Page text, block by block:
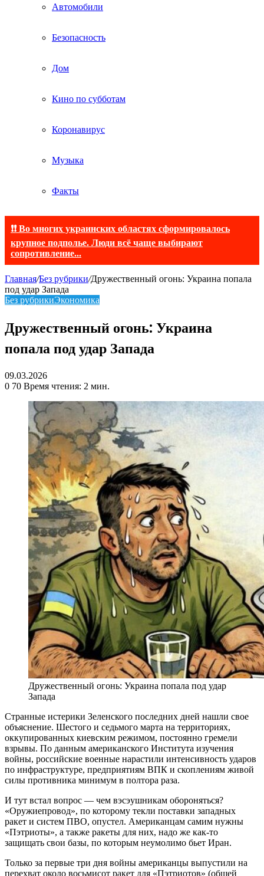
Автомобили
Безопасность
Дом
Кино по субботам
Коронавирус
Музыка
Факты
❗❗ Во многих украинских областях сформировалось
крупное подполье. Люди всё чаще выбирают
сопротивление...
Главная/Без рубрики/Дружественный огонь: Украина попала
под удар Запада
Без рубрикиЭкономика
Дружественный огонь: Украина
попала под удар Запада
09.03.2026
0 70 Время чтения: 2 мин.
Дружественный огонь: Украина попала под удар
Запада
Странные истерики Зеленского последних дней нашли свое
объяснение. Шестого и седьмого марта на территориях,
оккупированных киевским режимом, постоянно гремели
взрывы. По данным американского Института изучения
войны, российские военные нарастили интенсивность ударов
по инфраструктуре, предприятиям ВПК и скоплениям живой
силы противника минимум в полтора раза.
И тут встал вопрос — чем вэсэушникам обороняться?
«Оружиепровод», по которому текли поставки западных
ракет и систем ПВО, опустел. Американцам самим нужны
«Пэтриоты», а также ракеты для них, надо же как-то
защищать свои базы, по которым неумолимо бьет Иран.
Только за первые три дня войны американцы выпустили на
перехват около восьмисот ракет для «Пэтриотов» (общей